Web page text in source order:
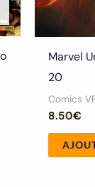
Marvel
20
Comics
8.50€